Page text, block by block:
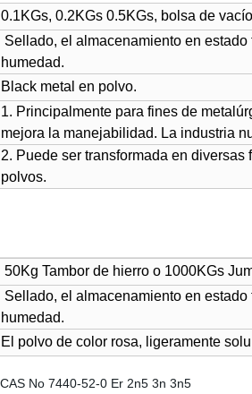
0.1KGs, 0.2KGs 0.5KGs, bolsa de
Sellado, el almacenamiento en
humedad.
Black metal en polvo.
1. Principalmente para fines de
mejora la manejabilidad. La industria
2. Puede ser transformada en
polvos.
50Kg Tambor de hierro o 1000KGs
Sellado, el almacenamiento en
humedad.
El polvo de color rosa, ligeramente